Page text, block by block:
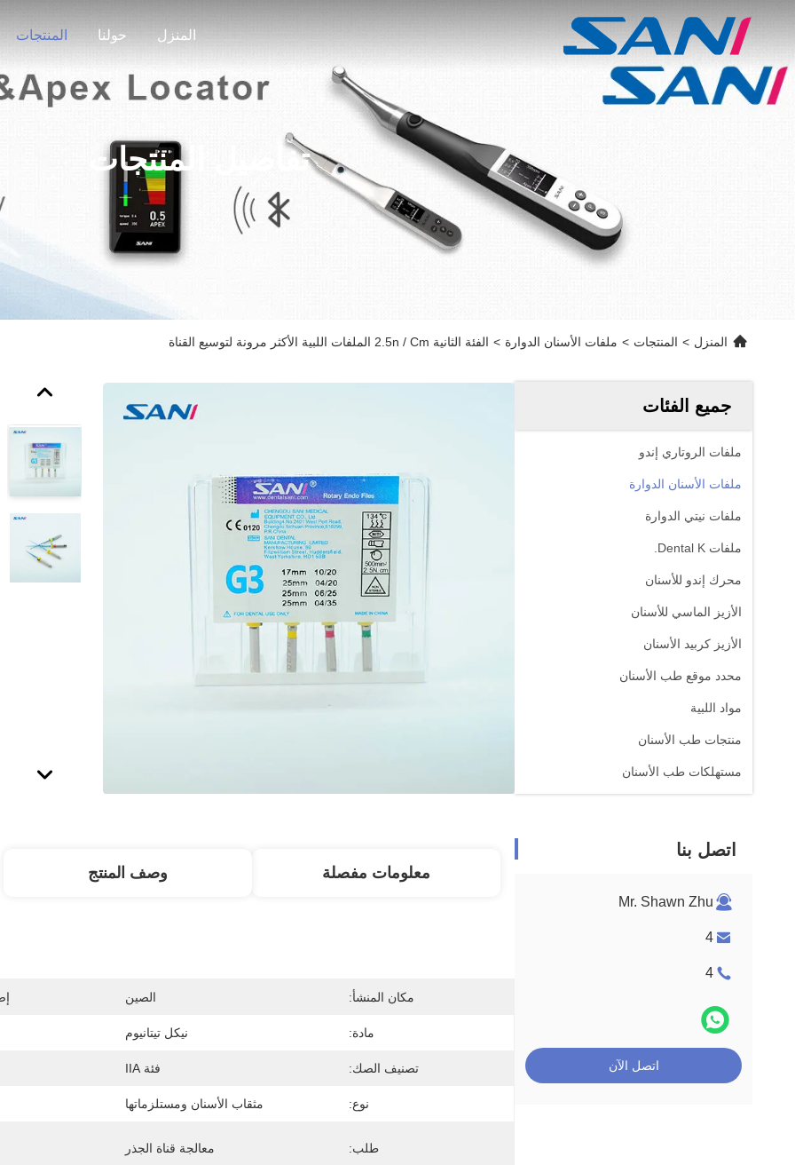
المنزل حولنا المنتجات
تفاصيل المنتجات
المنزل > المنتجات > ملفات الأسنان الدوارة > الفئة الثانية 2.5n / Cm الملفات اللبية الأكثر مرونة لتوسيع القناة
جميع الفئات
ملفات الروتاري إندو
ملفات الأسنان الدوارة
ملفات نيتي الدوارة
ملفات Dental K.
محرك إندو للأسنان
الأزيز الماسي للأسنان
الأزيز كربيد الأسنان
محدد موقع طب الأسنان
مواد اللبية
منتجات طب الأسنان
مستهلكات طب الأسنان
اتصل بنا
Mr. Shawn Zhu
4
4
اتصل الآن
معلومات مفصلة وصف المنتج
مكان المنشأ: الصين
مادة: نيكل تيتانيوم
تصنيف الصك: فئة IIA
نوع: مثقاب الأسنان ومستلزماتها
طلب: معالجة قناة الجذر